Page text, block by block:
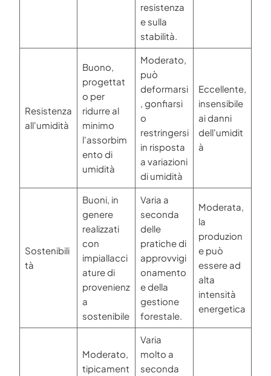
resistenza
e sulla
stabilità.
Resistenza
all'umidità
Buono,
progettat
o per
ridurre al
minimo
l'assorbim
ento di
umidità
Moderato,
può
deformarsi
, gonfiarsi
o
restringersi
in risposta
a variazioni
di umidità
Eccellente,
insensibile
ai danni
dell'umidit
à
Sostenibili
tà
Buoni, in
genere
realizzati
con
impiallacci
ature di
provenienz
a
sostenibile
Varia a
seconda
delle
pratiche di
approvvigi
onamento
e della
gestione
forestale.
Moderata,
la
produzion
e può
essere ad
alta
intensità
energetica
Moderato,
tipicament
Varia
molto a
seconda